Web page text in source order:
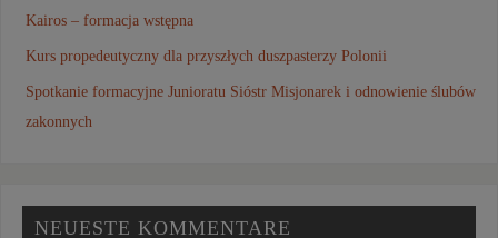
Kairos – formacja wstępna
Kurs propedeutyczny dla przyszłych duszpasterzy Polonii
Spotkanie formacyjne Junioratu Sióstr Misjonarek i odnowienie ślubów
zakonnych
NEUESTE KOMMENTARE